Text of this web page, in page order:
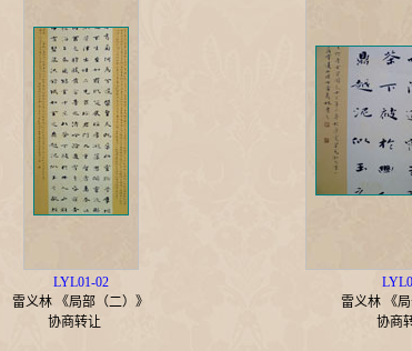
LYL01-02
雷义林 《局部（二）》
协商转让
雷义林 《局
协商